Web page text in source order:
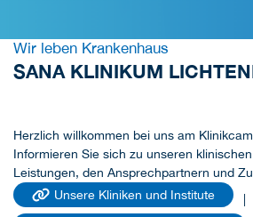
Wir leben Krankenhaus
SANA KLINIKUM
Herzlich willkommen bei uns am
Informieren Sie sich zu unseren
Leistungen, den Ansprechpartnern und
Unsere Kliniken und Institute